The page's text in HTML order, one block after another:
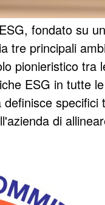
fondato su
principali
pionieristico
ESG in tutte
di